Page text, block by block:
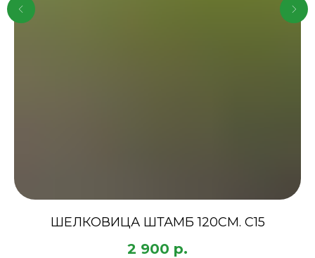
ШЕЛКОВИЦА ШТАМБ 120СМ. С15
2 900 р.